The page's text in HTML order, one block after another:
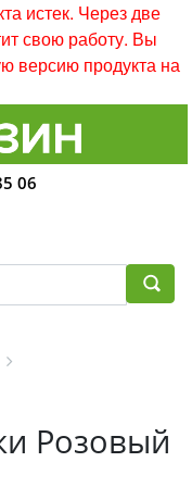
истек. Через две
свою работу. Вы
версию продукта на
06
Розовый